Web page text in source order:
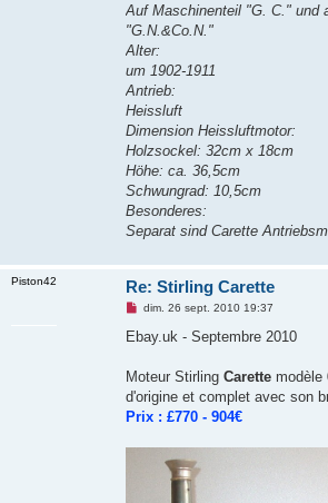
Auf Maschinenteil "G. C." und
"G.N.&Co.N."
Alter:
um 1902-1911
Antrieb:
Heissluft
Dimension Heissluftmotor:
Holzsockel: 32cm x 18cm
Höhe: ca. 36,5cm
Schwungrad: 10,5cm
Besonderes:
Separat sind Carette
Piston42 Re: Stirling Carette
M
s
g
n
o
dim. 26 sept. 2010 19:37
Ebay.uk - Septembre 2010
Moteur Stirling Carettemodèle
d'origine et complet avec son
Prix : £770 - 904€